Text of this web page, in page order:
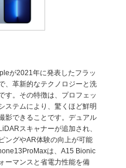
が2021年に発表したフラッ
、革新的なテクノロジーと洗
す。その特徴は、プロフェッ
ステムにより、驚くほど鮮明
影できることです。デュアル
スキャナーが追加され、
ングやAR体験の向上が可能
は、A15 Bionic
ーマンスと省電力性能を備